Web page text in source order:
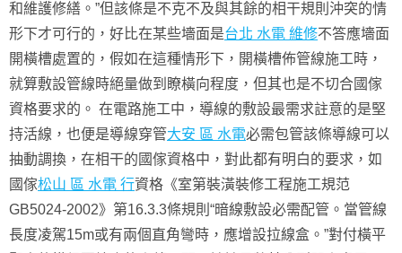
和維護修繕。”但該條是不克不及與其餘的相干規則沖突的情
形下才可行的，好比在某些墻面是台北 水電 維修不答應墻面
開橫槽處置的，假如在這種情形下，開橫槽佈管線施工時，
就算敷設管線時絕量做到瞭橫向程度，但其也是不切合國傢
資格要求的。 在電路施工中，導線的敷設最需求註意的是堅
持活線，也便是導線穿管大安 區 水電必需包管該條導線可以
抽動調換，在相干的國傢資格中，對此都有明白的要求，如
國傢松山 區 水電 行資格《室第裝潢裝修工程施工規范
GB5024-2002》第16.3.3條規則“暗線敷設必需配管。當管線
長度凌駕15m或有兩個直角彎時，應增設拉線盒。”對付橫平